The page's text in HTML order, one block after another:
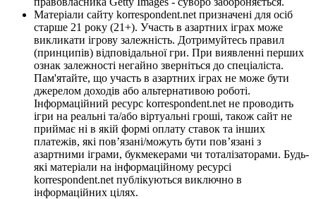
Матеріали сайту korrespondent.net призначені для осіб
старше 21 року (21+). Участь в азартних іграх може
викликати ігрову залежність. Дотримуйтесь правил
(принципів) відповідальної гри. При виявленні перших
ознак залежності негайно зверніться до спеціаліста.
Пам'ятайте, що участь в азартних іграх не може бути
джерелом доходів або альтернативою роботі.
Інформаційний ресурс korrespondent.net не проводить
ігри на реальні та/або віртуальні гроші, також сайт не
приймає ні в якій формі оплату ставок та інших
платежів, які пов’язані/можуть бути пов’язані з
азартними іграми, букмекерами чи тоталізаторами. Будь-
які матеріали на інформаційному ресурсі
korrespondent.net публікуються виключно в
інформаційних цілях.